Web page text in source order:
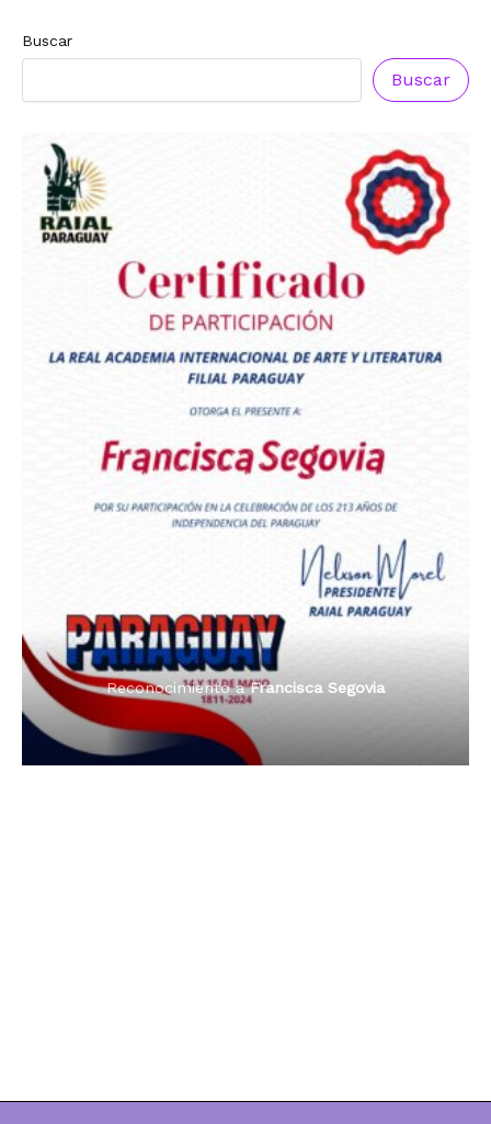
Buscar
Buscar
Dama de Oro 2024
Reconocimiento aFrancisca Segovia
Reconocimiento aFrancisca Segovia
Radio Tribuna Abierta
Radio Tribuna Abierta
Radio Oñondivepa Paraguay
Premio Orgullo Paraguayo
Reconocimiento aFrancisca Segovia